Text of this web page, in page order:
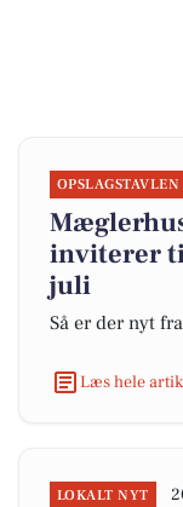
OPSLAGSTAVLEN
inviterer
juli
Så er der nyt
Læs hele
LOKALT NYT